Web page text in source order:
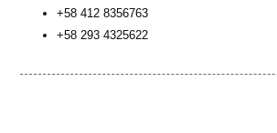
+58 412 8356763
+58 293 4325622